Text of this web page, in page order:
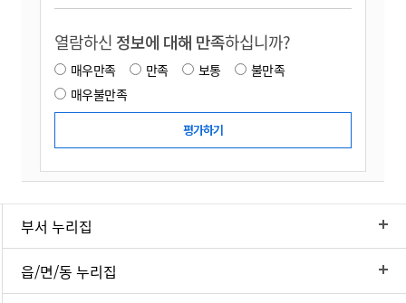
열람하신 정보에 대해 만족하십니까?
매우만족 만족 보통
불만족
매우불만족
부서 누리집
읍/면/동 누리집